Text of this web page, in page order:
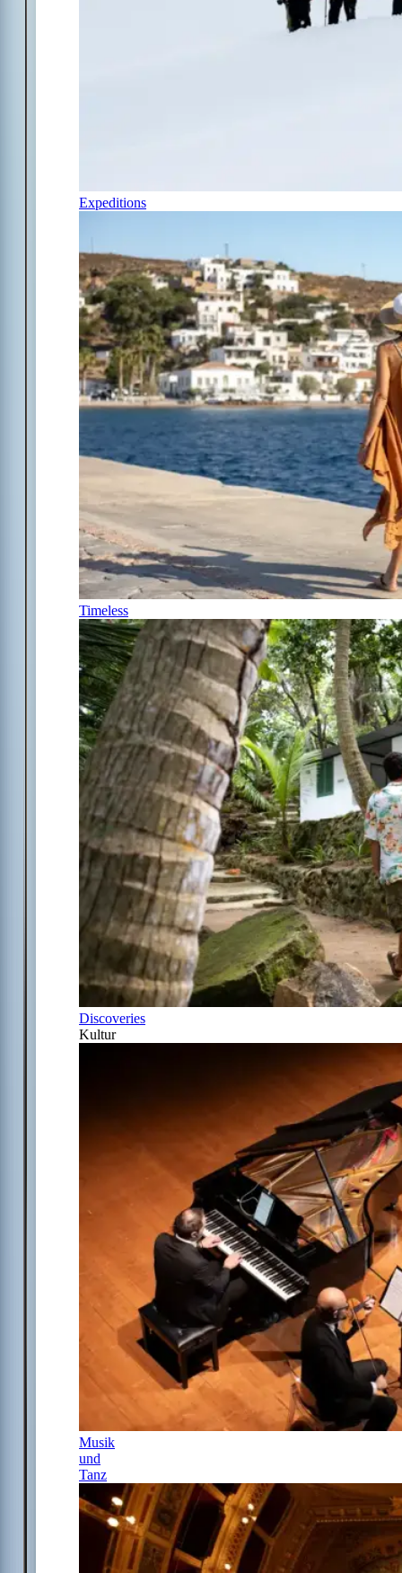
Expeditions
Timeless
Discoveries
Kultur
Musik
und
Tanz